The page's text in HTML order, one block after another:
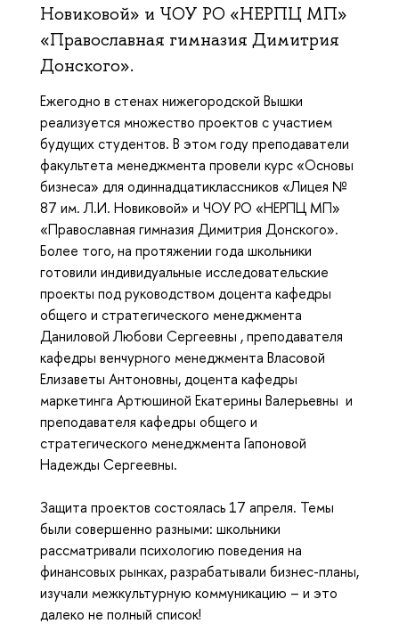
Новиковой» и ЧОУ РО «НЕРПЦ МП»
«Православная гимназия Димитрия
Донского».
Ежегодно в стенах нижегородской Вышки
реализуется множество проектов с участием
будущих студентов. В этом году преподаватели
факультета менеджмента провели курс «Основы
бизнеса» для одиннадцатиклассников «Лицея №
87 им. Л.И. Новиковой» и ЧОУ РО «НЕРПЦ МП»
«Православная гимназия Димитрия Донского».
Более того, на протяжении года школьники
готовили индивидуальные исследовательские
проекты под руководством доцента кафедры
общего и стратегического менеджмента
Даниловой Любови Сергеевны , преподавателя
кафедры венчурного менеджмента Власовой
Елизаветы Антоновны, доцента кафедры
маркетинга Артюшиной Екатерины Валерьевны и
преподавателя кафедры общего и
стратегического менеджмента Гапоновой
Надежды Сергеевны.
Защита проектов состоялась 17 апреля. Темы
были совершенно разными: школьники
рассматривали психологию поведения на
финансовых рынках, разрабатывали бизнес-планы,
изучали межкультурную коммуникацию – и это
далеко не полный список!